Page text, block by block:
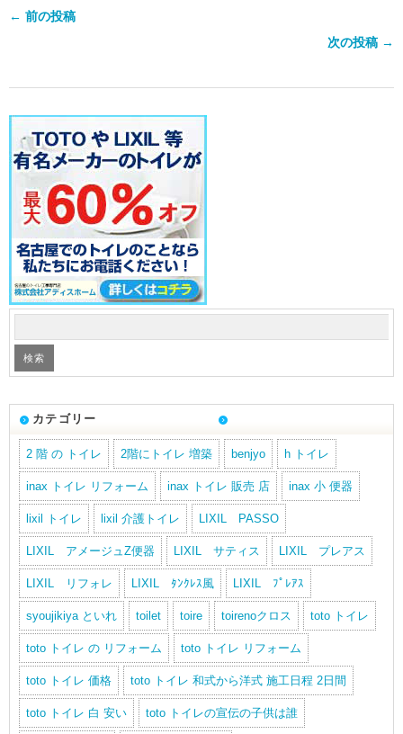
← 前の投稿
次の投稿 →
カテゴリー
2 階 の トイレ 2階にトイレ 増築 benjyo h トイレ
inax トイレ リフォーム inax トイレ 販売 店 inax 小 便器
lixil トイレ lixil 介護トイレ LIXIL PASSO
LIXIL アメージュZ便器 LIXIL サティス LIXIL プレアス
LIXIL リフォレ LIXIL ﾀﾝｸﾚｽ風 LIXIL ﾌﾟﾚｱｽ
syoujikiya といれ toilet toire toirenoクロス toto トイレ
toto トイレ の リフォーム toto トイレ リフォーム
toto トイレ 価格 toto トイレ 和式から洋式 施工日程 2日間
toto トイレ 白 安い toto トイレの宣伝の子供は誰